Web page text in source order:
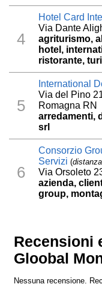
4
Hotel Card
Via Dante
agriturismo,
hotel,
ristorante,
5
International
Via del Pino
Romagna RN
arredamenti,
srl
6
Consorzio
Servizi (
Via Orsoleto
azienda,
group,
Recensioni
Gloobal
Nessuna recensione.